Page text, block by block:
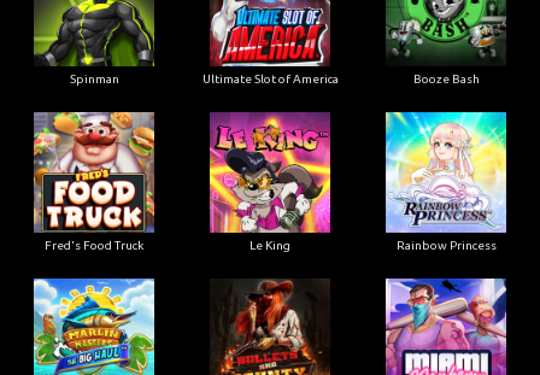
Spinman Ultimate Slot of America Booze Bash
Fred's Food Truck Le King Rainbow Princess